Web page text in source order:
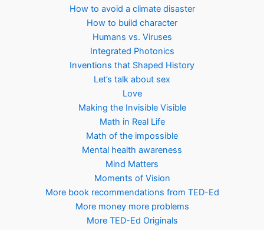
How to avoid a climate disaster
How to build character
Humans vs. Viruses
Integrated Photonics
Inventions that Shaped History
Let’s talk about sex
Love
Making the Invisible Visible
Math in Real Life
Math of the impossible
Mental health awareness
Mind Matters
Moments of Vision
More book recommendations from TED-Ed
More money more problems
More TED-Ed Originals